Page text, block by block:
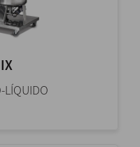
LÍQUIDO